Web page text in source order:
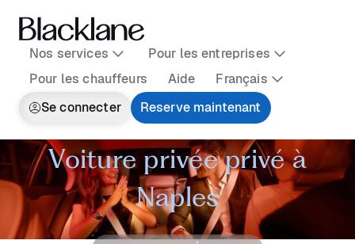
Nos services
Pour les entreprises
Pour les chauffeurs
Aide
Français
Se connecter
Reserve maintenant
Voiture privée privé à
Naples